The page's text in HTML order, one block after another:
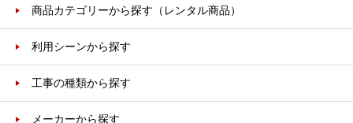
商品カテゴリーから探す（レンタル商品）
利用シーンから探す
工事の種類から探す
メーカーから探す